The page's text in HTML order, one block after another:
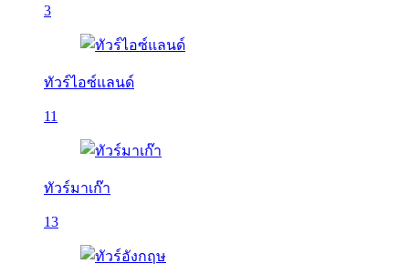
3
ทัวร์ไอซ์แลนด์
11
ทัวร์มาเก๊า
13